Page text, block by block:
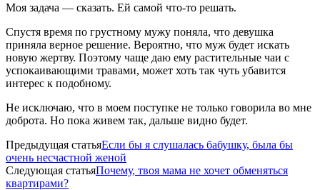
Моя задача — сказать. Ей самой что-то решать.
Спустя время по грустному мужу поняла, что девушка
приняла верное решение. Вероятно, что муж будет искать
новую жертву. Поэтому чаще даю ему растительные чаи с
успокаивающими травами, может хоть так чуть убавится
интерес к подобному.
Не исключаю, что в моем поступке не только говорила во мне
доброта. Но пока живем так, дальше видно будет.
Предыдущая статьяЕсли бы я слушалась бабушку, была бы
очень несчастной женой
Следующая статьяПочему, твоя мама не хочет обменяться
квартирами?